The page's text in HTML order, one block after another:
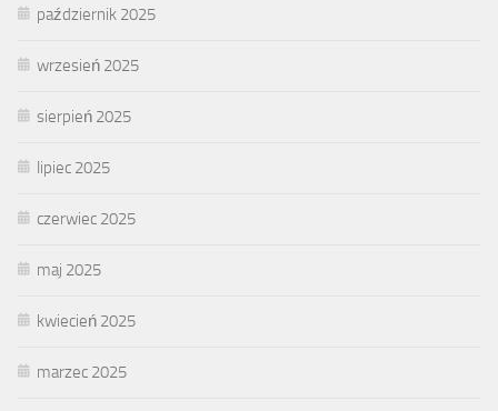
październik 2025
wrzesień 2025
sierpień 2025
lipiec 2025
czerwiec 2025
maj 2025
kwiecień 2025
marzec 2025